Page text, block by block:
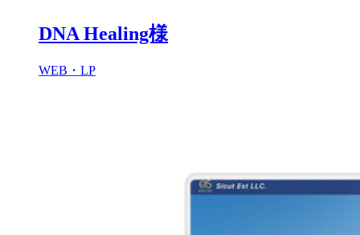
DNA Healing様
WEB・LP